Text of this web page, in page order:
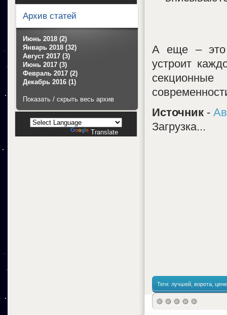
А еще – это
устроит
Источник -
Загрузка...
Теги: лучшей ворота цене
Архив статей
Июнь 2018 (2)
Январь 2018 (32)
Август 2017 (3)
Июнь 2017 (3)
Февраль 2017 (2)
Декабрь 2016 (1)
Показать / скрыть весь архив
Translate